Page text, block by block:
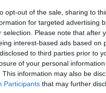
opt-out of the sale, sharing to
for targeted advertising
selection. Please note that after
interest-based ads based
to third parties prior to
of your personal
This information may also be
Participants that may further
si svolgono sul campo
iscriviti allaNewsletter
nella tua casella di posta.